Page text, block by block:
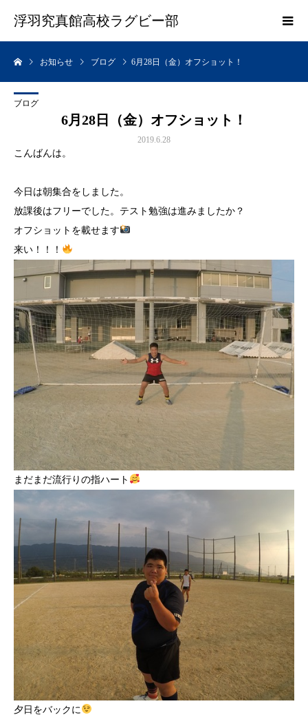
浮羽究真館高校ラグビー部
お知らせ ブログ 6月28日（金）オフショット！
ブログ
6月28日（金）オフショット！
2019.6.28
こんばんは。
今日は朝集合をしました。
放課後はフリーでした。テスト勉強は進みましたか？
オフショットを載せます
来い！！！
まだまだ流行りの指ハート
夕日をバックに